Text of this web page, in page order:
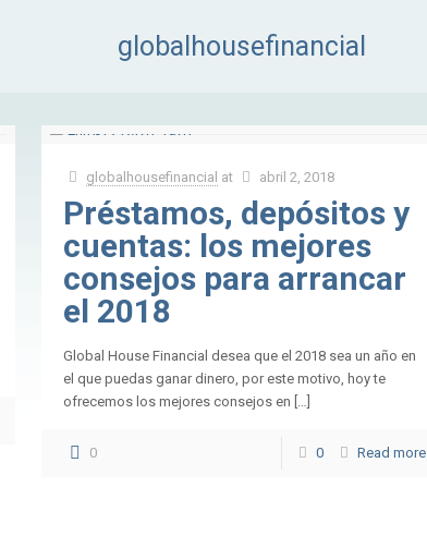
globalhousefinancial
globalhousefinancial at abril 2, 2018
Préstamos, depósitos y
cuentas: los mejores
consejos para arrancar
el 2018
Global House Financial desea que el 2018 sea un año en
el que puedas ganar dinero, por este motivo, hoy te
ofrecemos los mejores consejos en […]
0 0 Read more